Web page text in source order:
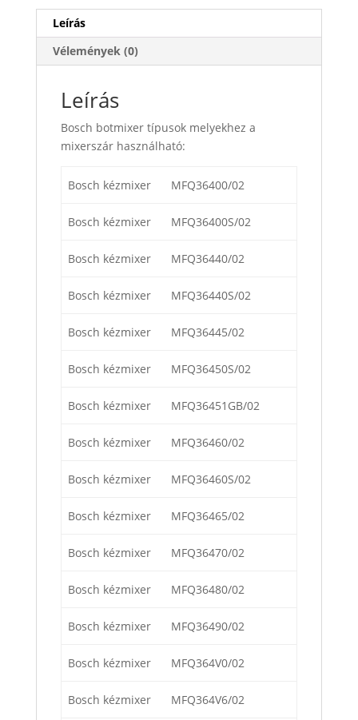
Leírás
Vélemények (0)
Leírás
Bosch botmixer típusok melyekhez a
mixerszár használható:
Bosch kézmixer MFQ36400/02
Bosch kézmixer MFQ36400S/02
Bosch kézmixer MFQ36440/02
Bosch kézmixer MFQ36440S/02
Bosch kézmixer MFQ36445/02
Bosch kézmixer MFQ36450S/02
Bosch kézmixer MFQ36451GB/02
Bosch kézmixer MFQ36460/02
Bosch kézmixer MFQ36460S/02
Bosch kézmixer MFQ36465/02
Bosch kézmixer MFQ36470/02
Bosch kézmixer MFQ36480/02
Bosch kézmixer MFQ36490/02
Bosch kézmixer MFQ364V0/02
Bosch kézmixer MFQ364V6/02